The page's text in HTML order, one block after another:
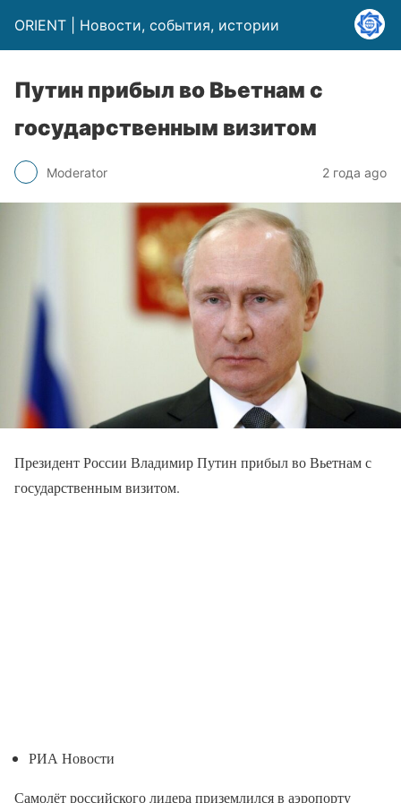
ORIENT | Новости, события, истории
Путин прибыл во Вьетнам с
государственным визитом
Moderator 2 года ago
Президент России Владимир Путин прибыл во Вьетнам с
государственным визитом.
РИА Новости
Самолёт российского лидера приземлился в аэропорту